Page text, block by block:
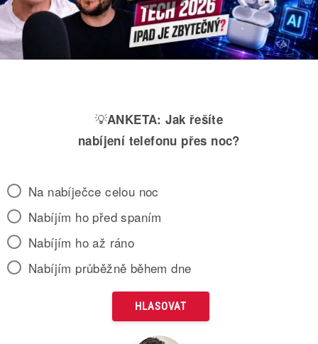
💡ANKETA: Jak řešíte
nabíjení telefonu přes noc?
Na nabíječce celou noc
Nabíjím ho před spaním
Nabíjím ho až ráno
Nabíjím průběžně během dne